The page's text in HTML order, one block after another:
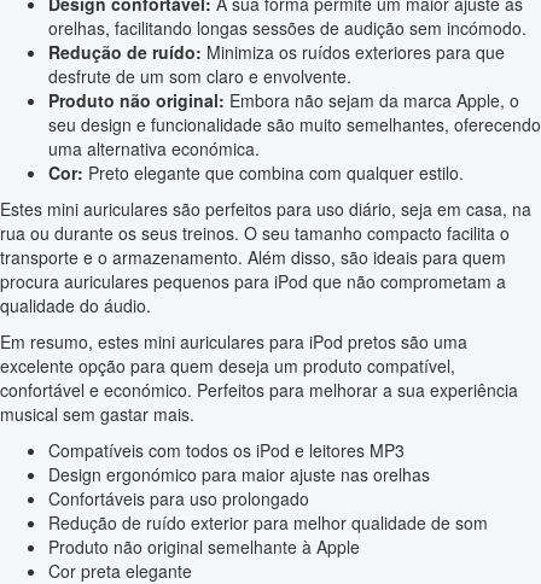
orelhas, facilitando longas sessões de audição sem incómodo.
Redução de ruído: Minimiza os ruídos exteriores para que
desfrute de um som claro e envolvente.
Produto não original: Embora não sejam da marca Apple, o
seu design e funcionalidade são muito semelhantes, oferecendo
uma alternativa económica.
Cor: Preto elegante que combina com qualquer estilo.
Estes mini auriculares são perfeitos para uso diário, seja em casa, na
rua ou durante os seus treinos. O seu tamanho compacto facilita o
transporte e o armazenamento. Além disso, são ideais para quem
procura auriculares pequenos para iPod que não comprometam a
qualidade do áudio.
Em resumo, estes mini auriculares para iPod pretos são uma
excelente opção para quem deseja um produto compatível,
confortável e económico. Perfeitos para melhorar a sua experiência
musical sem gastar mais.
Compatíveis com todos os iPod e leitores MP3
Design ergonómico para maior ajuste nas orelhas
Confortáveis para uso prolongado
Redução de ruído exterior para melhor qualidade de som
Produto não original semelhante à Apple
Cor preta elegante